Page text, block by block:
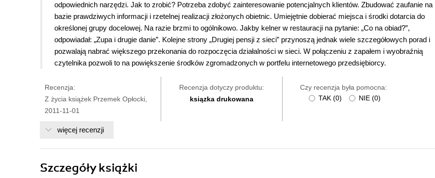
odpowiednich narzędzi. Jak to zrobić? Potrzeba zdobyć zainteresowanie potencjalnych klientów. Zbudować zaufanie na
bazie prawdziwych informacji i rzetelnej realizacji złożonych obietnic. Umiejętnie dobierać miejsca i środki dotarcia do
określonej grupy docelowej. Na razie brzmi to ogólnikowo. Jakby kelner w restauracji na pytanie: „Co na obiad?”,
odpowiadał: „Zupa i drugie danie”. Kolejne strony „Drugiej pensji z sieci” przynoszą jednak wiele szczegółowych porad i
pozwalają nabrać większego przekonania do rozpoczęcia działalności w sieci. W połączeniu z zapałem i wyobraźnią
czytelnika pozwoli to na powiększenie środków zgromadzonych w portfelu internetowego przedsiębiorcy.
Recenzja:
Z życia książek Przemek Opłocki,
2011-11-01
Recenzja dotyczy produktu:
ksiązka drukowana
Czy recenzja była pomocna:
TAK (0) NIE (0)
więcej recenzji
Szczegółyksiążki